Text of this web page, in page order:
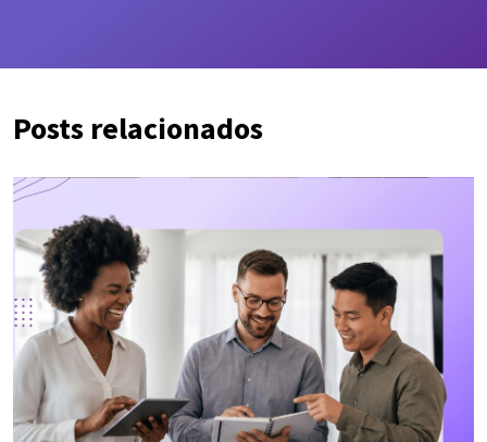
Posts relacionados